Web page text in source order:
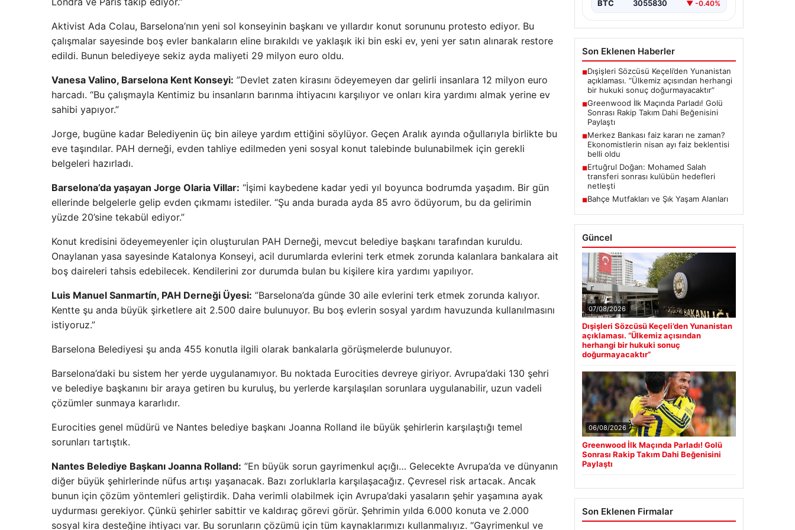
Aktivist Ada Colau, Barselona’nın yeni sol konseyinin başkanı ve yıllardır konut sorununu protesto ediyor. Bu
çalışmalar sayesinde boş evler bankaların eline bırakıldı ve yaklaşık iki bin eski ev, yeni yer satın alınarak restore
edildi. Bunun belediyeye sekiz ayda maliyeti 29 milyon euro oldu.
Vanesa Valino, Barselona Kent Konseyi: ”Devlet zaten kirasını ödeyemeyen dar gelirli insanlara 12 milyon euro
harcadı. “Bu çalışmayla Kentimiz bu insanların barınma ihtiyacını karşılıyor ve onları kira yardımı almak yerine ev
sahibi yapıyor.”
Jorge, bugüne kadar Belediyenin üç bin aileye yardım ettiğini söylüyor. Geçen Aralık ayında oğullarıyla birlikte bu
eve taşındılar. PAH derneği, evden tahliye edilmeden yeni sosyal konut talebinde bulunabilmek için gerekli
belgeleri hazırladı.
Barselona’da yaşayan Jorge Olaria Villar: “İşimi kaybedene kadar yedi yıl boyunca bodrumda yaşadım. Bir gün
ellerinde belgelerle gelip evden çıkmamı istediler. “Şu anda burada ayda 85 avro ödüyorum, bu da gelirimin
yüzde 20’sine tekabül ediyor.”
Konut kredisini ödeyemeyenler için oluşturulan PAH Derneği, mevcut belediye başkanı tarafından kuruldu.
Onaylanan yasa sayesinde Katalonya Konseyi, acil durumlarda evlerini terk etmek zorunda kalanlara bankalara ait
boş daireleri tahsis edebilecek. Kendilerini zor durumda bulan bu kişilere kira yardımı yapılıyor.
Luis Manuel Sanmartín, PAH Derneği Üyesi: ”Barselona’da günde 30 aile evlerini terk etmek zorunda kalıyor.
Kentte şu anda büyük şirketlere ait 2.500 daire bulunuyor. Bu boş evlerin sosyal yardım havuzunda kullanılmasını
istiyoruz.”
Barselona Belediyesi şu anda 455 konutla ilgili olarak bankalarla görüşmelerde bulunuyor.
Barselona’daki bu sistem her yerde uygulanamıyor. Bu noktada Eurocities devreye giriyor. Avrupa’daki 130 şehri
ve belediye başkanını bir araya getiren bu kuruluş, bu yerlerde karşılaşılan sorunlara uygulanabilir, uzun vadeli
çözümler sunmaya kararlıdır.
Eurocities genel müdürü ve Nantes belediye başkanı Joanna Rolland ile büyük şehirlerin karşılaştığı temel
sorunları tartıştık.
Nantes Belediye Başkanı Joanna Rolland: ”En büyük sorun gayrimenkul açığı… Gelecekte Avrupa’da ve dünyanın
diğer büyük şehirlerinde nüfus artışı yaşanacak. Bazı zorluklarla karşılaşacağız. Çevresel risk artacak. Ancak
bunun için çözüm yöntemleri geliştirdik. Daha verimli olabilmek için Avrupa’daki yasaların şehir yaşamına ayak
uydurması gerekiyor. Çünkü şehirler sabittir ve kaldıraç görevi görür. Şehrimin yılda 6.000 konuta ve 2.000
sosyal kira desteğine ihtiyacı var. Bu sorunların çözümü için tüm kaynaklarımızı kullanmalıyız. “Gayrimenkul ve
BTC 3055830 ▼ -0.40%
Son Eklenen Haberler
■Dışişleri Sözcüsü Keçeli’den Yunanistan
açıklaması. “Ülkemiz açısından herhangi
bir hukuki sonuç doğurmayacaktır”
■Greenwood İlk Maçında Parladı! Golü
Sonrası Rakip Takım Dahi Beğenisini
Paylaştı
■Merkez Bankası faiz kararı ne zaman?
Ekonomistlerin nisan ayı faiz beklentisi
belli oldu
■Ertuğrul Doğan: Mohamed Salah
transferi sonrası kulübün hedefleri
netleşti
■Bahçe Mutfakları ve Şık Yaşam Alanları
Güncel
07/08/2026
Dışişleri Sözcüsü Keçeli’den Yunanistan
açıklaması. “Ülkemiz açısından
herhangi bir hukuki sonuç
doğurmayacaktır”
06/08/2026
Greenwood İlk Maçında Parladı! Golü
Sonrası Rakip Takım Dahi Beğenisini
Paylaştı
Son Eklenen Firmalar